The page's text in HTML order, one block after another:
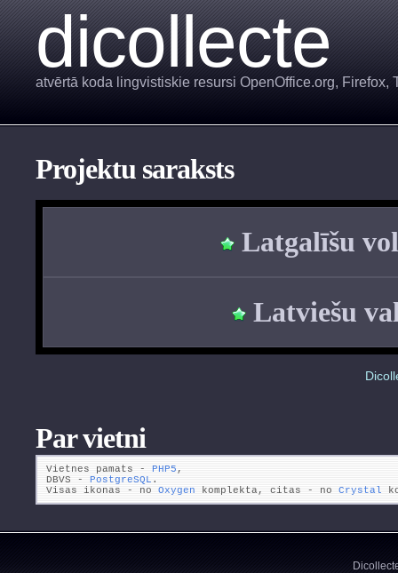
dicollecte
atvērtā koda lingvistiskie resursi OpenOffice.org, Firefox,
Projektu saraksts
Latgalīšu
Latviešu
Par vietni
Vietnes pamats - PHP5 ,
DBVS - PostgreSQL .
Visas ikonas - no Oxygen komplekta, citas - no Crystal